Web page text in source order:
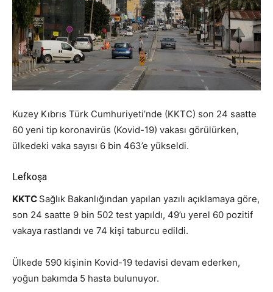
Kuzey Kıbrıs Türk Cumhuriyeti’nde (KKTC) son 24 saatte
60 yeni tip koronavirüs (Kovid-19) vakası görülürken,
ülkedeki vaka sayısı 6 bin 463’e yükseldi.
Lefkoşa
KKTC Sağlık Bakanlığından yapılan yazılı açıklamaya göre,
son 24 saatte 9 bin 502 test yapıldı, 49’u yerel 60 pozitif
vakaya rastlandı ve 74 kişi taburcu edildi.
Ülkede 590 kişinin Kovid-19 tedavisi devam ederken,
yoğun bakımda 5 hasta bulunuyor.